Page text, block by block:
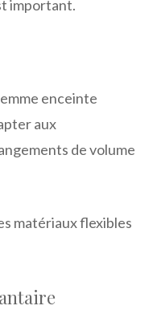
important.
enceinte
aux
de volume
matériaux flexibles